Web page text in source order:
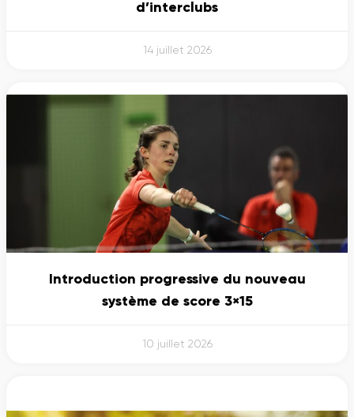
d’interclubs
14 juillet 2026
Introduction progressive du nouveau
système de score 3×15
10 juillet 2026